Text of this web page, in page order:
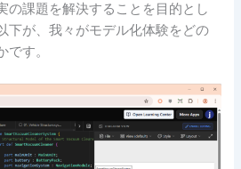
の課題を解決することを目的とし
下が、我々がモデル化体験をどの
です。